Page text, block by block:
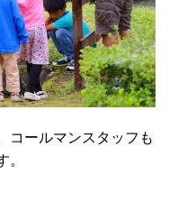
コールマンスタッフも